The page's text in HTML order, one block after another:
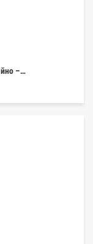
–…